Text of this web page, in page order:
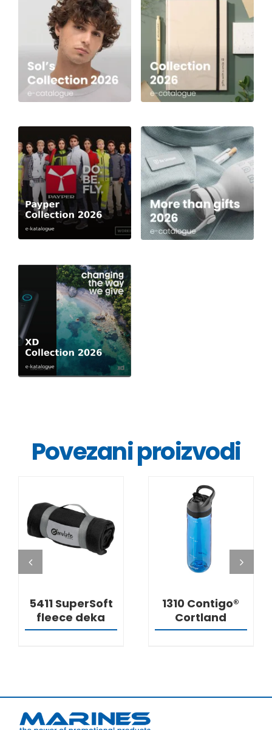
Povezani proizvodi
DETALJI
5411 SuperSoft
fleece deka
DETALJI
1310 Contigo®
Cortland